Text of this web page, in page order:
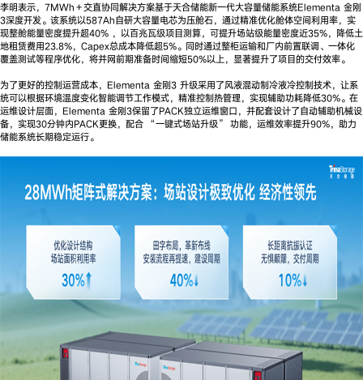
李明表示，7MWh＋交直协同解决方案基于天合储能新一代大容量储能系统Elementa 金刚
3深度开发。该系统以587Ah自研大容量电芯为压舱石，通过精准优化舱体空间利用率，实
现整舱能量密度提升超40% ，以百兆瓦级项目测算，可提升场站级能量密度近35%，降低土
地租赁费用23.8%，Capex总成本降低超5%。同时通过整柜运输和厂内前置联调、一体化
覆盖测试等程序优化，将并网前期准备时间缩短50%以上，显著提升了项目的交付效率。
为了更好的控制运营成本，Elementa 金刚3 升级采用了风液混动制冷液冷控制技术，让系
统可以根据环境温度变化智能调节工作模式，精准控制热管理，实现辅助功耗降低30%。在
运维设计层面，Elementa 金刚3保留了PACK独立运维窗口，并配套设计了自动辅助机械设
备，实现30分钟内PACK更换，配合 “一键式场站升级” 功能，运维效率提升90%，助力
储能系统长期稳定运行。